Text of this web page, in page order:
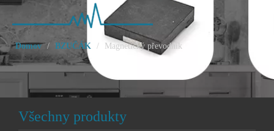
Domov / BZUČÁK / Magnetický převodník
Všechny produkty